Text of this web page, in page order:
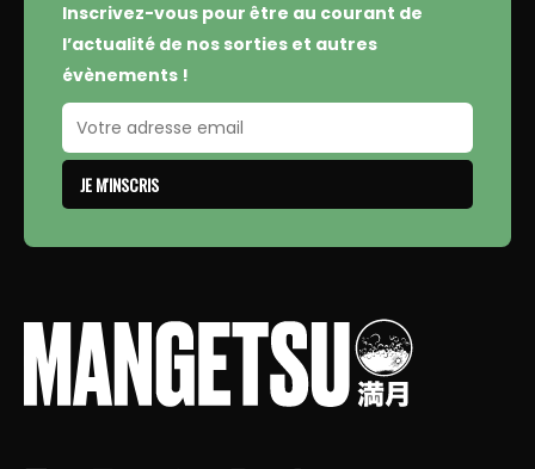
Inscrivez-vous pour être au courant de
l’actualité de nos sorties et autres
évènements !
JE M'INSCRIS